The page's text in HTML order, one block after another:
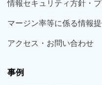
情報セキュリティ方針・
マージン率等に係る情報
アクセス・お問い合わせ
事例